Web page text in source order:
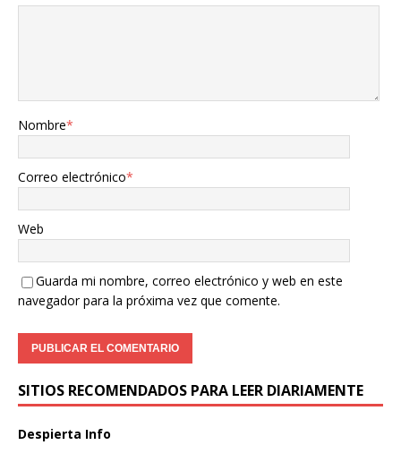
Nombre*
Correo electrónico*
Web
Guarda mi nombre, correo electrónico y web en este
navegador para la próxima vez que comente.
SITIOS RECOMENDADOS PARA LEER DIARIAMENTE
Despierta Info